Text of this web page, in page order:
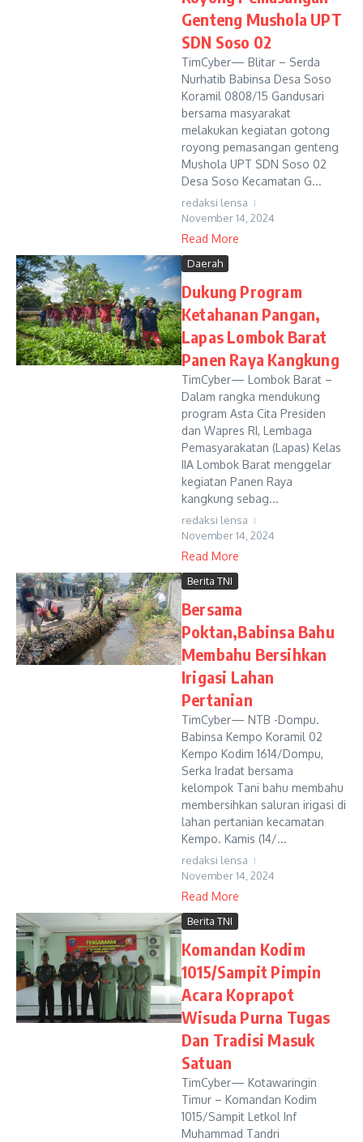
Genteng Mushola UPT
SDN Soso 02
TimCyber— Blitar – Serda
Nurhatib Babinsa Desa Soso
Koramil 0808/15 Gandusari
bersama masyarakat
melakukan kegiatan gotong
royong pemasangan genteng
Mushola UPT SDN Soso 02
Desa Soso Kecamatan G...
redaksi lensa
November 14, 2024
Read More
Daerah
Dukung Program
Ketahanan Pangan,
Lapas Lombok Barat
Panen Raya Kangkung
TimCyber— Lombok Barat –
Dalam rangka mendukung
program Asta Cita Presiden
dan Wapres RI, Lembaga
Pemasyarakatan (Lapas) Kelas
IIA Lombok Barat menggelar
kegiatan Panen Raya
kangkung sebag...
redaksi lensa
November 14, 2024
Read More
Berita TNI
Bersama
Poktan,Babinsa Bahu
Membahu Bersihkan
Irigasi Lahan
Pertanian
TimCyber— NTB -Dompu.
Babinsa Kempo Koramil 02
Kempo Kodim 1614/Dompu,
Serka Iradat bersama
kelompok Tani bahu membahu
membersihkan saluran irigasi di
lahan pertanian kecamatan
Kempo. Kamis (14/...
redaksi lensa
November 14, 2024
Read More
Berita TNI
Komandan Kodim
1015/Sampit Pimpin
Acara Koprapot
Wisuda Purna Tugas
Dan Tradisi Masuk
Satuan
TimCyber— Kotawaringin
Timur – Komandan Kodim
1015/Sampit Letkol Inf
Muhammad Tandri